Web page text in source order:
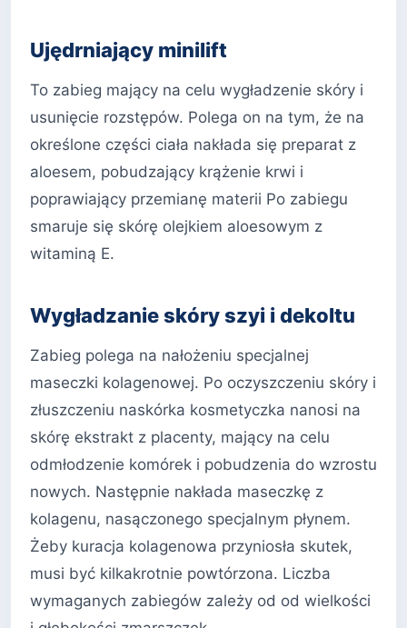
Ujędrniający minilift
To zabieg mający na celu wygładzenie skóry i
usunięcie rozstępów. Polega on na tym, że na
określone części ciała nakłada się preparat z
aloesem, pobudzający krążenie krwi i
poprawiający przemianę materii Po zabiegu
smaruje się skórę olejkiem aloesowym z
witaminą E.
Wygładzanie skóry szyi i dekoltu
Zabieg polega na nałożeniu specjalnej
maseczki kolagenowej. Po oczyszczeniu skóry i
złuszczeniu naskórka kosmetyczka nanosi na
skórę ekstrakt z placenty, mający na celu
odmłodzenie komórek i pobudzenia do wzrostu
nowych. Następnie nakłada maseczkę z
kolagenu, nasączonego specjalnym płynem.
Żeby kuracja kolagenowa przyniosła skutek,
musi być kilkakrotnie powtórzona. Liczba
wymaganych zabiegów zależy od od wielkości